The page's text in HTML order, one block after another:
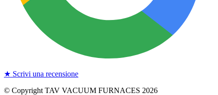
★ Scrivi una recensione
© Copyright TAV VACUUM FURNACES 2026